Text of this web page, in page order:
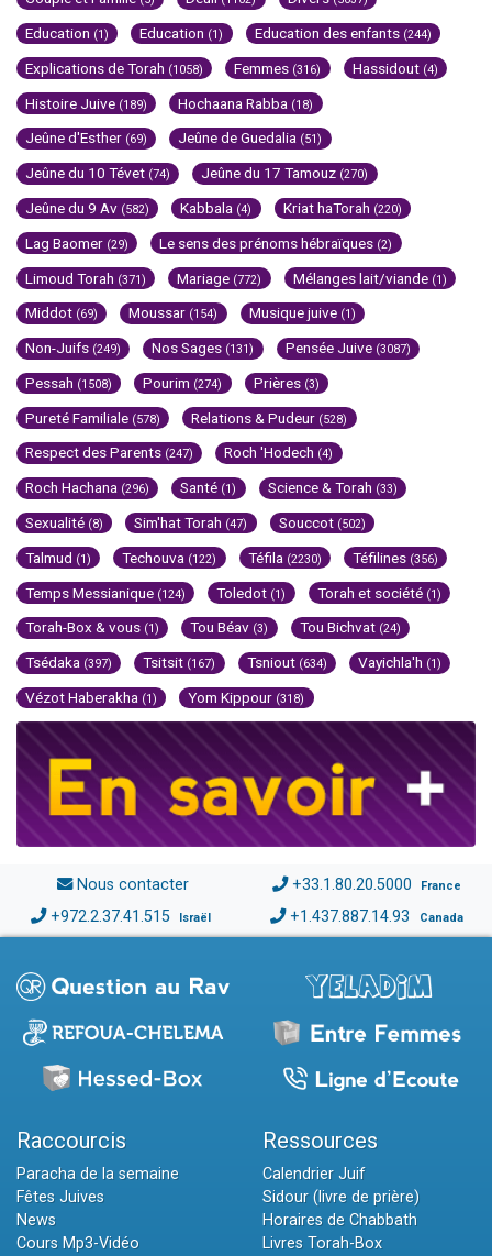
Education (1) Education (1) Education des enfants (244)
Explications de Torah (1058) Femmes (316) Hassidout (4)
Histoire Juive (189) Hochaana Rabba (18)
Jeûne d'Esther (69) Jeûne de Guedalia (51)
Jeûne du 10 Tévet (74) Jeûne du 17 Tamouz (270)
Jeûne du 9 Av (582) Kabbala (4) Kriat haTorah (220)
Lag Baomer (29) Le sens des prénoms hébraïques (2)
Limoud Torah (371) Mariage (772) Mélanges lait/viande (1)
Middot (69) Moussar (154) Musique juive (1)
Non-Juifs (249) Nos Sages (131) Pensée Juive (3087)
Pessah (1508) Pourim (274) Prières (3)
Pureté Familiale (578) Relations & Pudeur (528)
Respect des Parents (247) Roch 'Hodech (4)
Roch Hachana (296) Santé (1) Science & Torah (33)
Sexualité (8) Sim'hat Torah (47) Souccot (502)
Talmud (1) Techouva (122) Téfila (2230) Téfilines (356)
Temps Messianique (124) Toledot (1) Torah et société (1)
Torah-Box & vous (1) Tou Béav (3) Tou Bichvat (24)
Tsédaka (397) Tsitsit (167) Tsniout (634) Vayichla'h (1)
Vézot Haberakha (1) Yom Kippour (318)
Nous contacter +33.1.80.20.5000 France
+972.2.37.41.515 Israël +1.437.887.14.93 Canada
Raccourcis
Paracha de la semaine
Fêtes Juives
News
Cours Mp3-Vidéo
Ressources
Calendrier Juif
Sidour (livre de prière)
Horaires de Chabbath
Livres Torah-Box